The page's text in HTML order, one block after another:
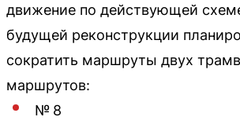
движение по действующей
будущей реконструкции
сократить маршруты двух
маршрутов:
№ 8